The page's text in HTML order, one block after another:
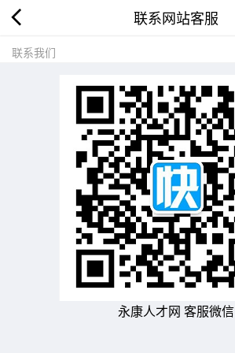
联系网站客服
联系我们
永康人才网 客服微信